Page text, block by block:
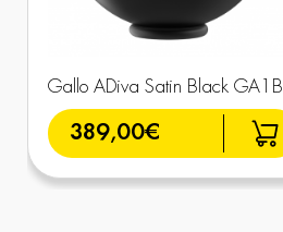
Gallo ADiva Satin Black GA1B
389,00€